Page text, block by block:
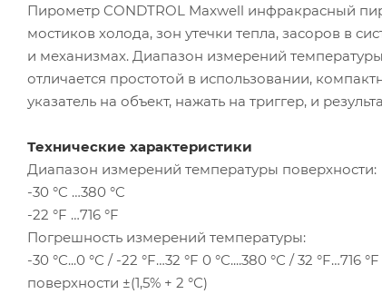
Пирометр CONDTROL Maxwell инфракрасный
мостиков холода, зон утечки тепла, засоров в
и механизмах. Диапазон измерений
отличается простотой в использовании,
указатель на объект, нажать на триггер, и
Технические характеристики
Диапазон измерений температуры поверхности:
-30 °C …380 °C
-22 °F …716 °F
Погрешность измерений температуры:
-30 °С...0 °С / -22 °F…32 °F 0 °С....380 °С / 32 °F…716
поверхности ±(1,5% + 2 °С)